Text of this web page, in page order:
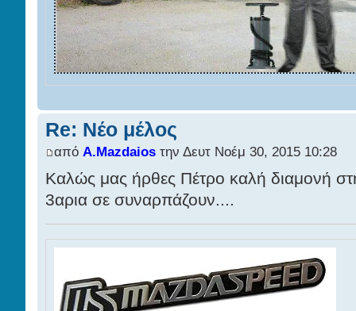
Re: Νέο μέλος
από A.Mazdaiosτην Δευτ Νοέμ 30, 2015 10:28
Καλώς μας ήρθες Πέτρο καλή διαμονή
3αρια σε συναρπάζουν....